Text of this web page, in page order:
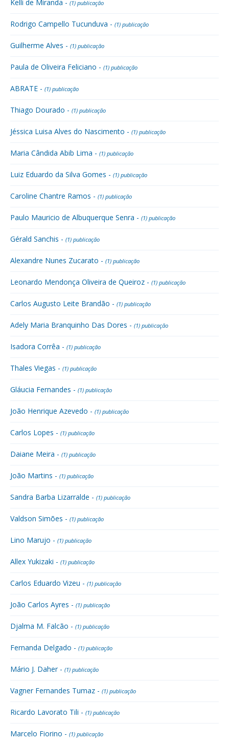
Kelli de Miranda - (1) publicação
Rodrigo Campello Tucunduva - (1) publicação
Guilherme Alves - (1) publicação
Paula de Oliveira Feliciano - (1) publicação
ABRATE - (1) publicação
Thiago Dourado - (1) publicação
Jéssica Luisa Alves do Nascimento - (1) publicação
Maria Cândida Abib Lima - (1) publicação
Luiz Eduardo da Silva Gomes - (1) publicação
Caroline Chantre Ramos - (1) publicação
Paulo Mauricio de Albuquerque Senra - (1) publicação
Gérald Sanchis - (1) publicação
Alexandre Nunes Zucarato - (1) publicação
Leonardo Mendonça Oliveira de Queiroz - (1) publicação
Carlos Augusto Leite Brandão - (1) publicação
Adely Maria Branquinho Das Dores - (1) publicação
Isadora Corrêa - (1) publicação
Thales Viegas - (1) publicação
Gláucia Fernandes - (1) publicação
João Henrique Azevedo - (1) publicação
Carlos Lopes - (1) publicação
Daiane Meira - (1) publicação
João Martins - (1) publicação
Sandra Barba Lizarralde - (1) publicação
Valdson Simões - (1) publicação
Lino Marujo - (1) publicação
Allex Yukizaki - (1) publicação
Carlos Eduardo Vizeu - (1) publicação
João Carlos Ayres - (1) publicação
Djalma M. Falcão - (1) publicação
Fernanda Delgado - (1) publicação
Mário J. Daher - (1) publicação
Vagner Fernandes Tumaz - (1) publicação
Ricardo Lavorato Tili - (1) publicação
Marcelo Fiorino - (1) publicação